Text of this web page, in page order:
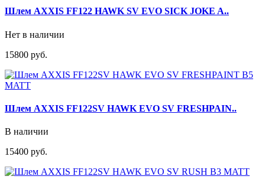
Шлем AXXIS FF122 HAWK SV EVO SICK JOKE A..
Нет в наличии
15800 руб.
Шлем AXXIS FF122SV HAWK EVO SV FRESHPAIN..
В наличии
15400 руб.